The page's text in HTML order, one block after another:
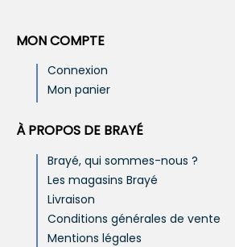
MON COMPTE
Connexion
Mon panier
À PROPOS DE BRAYÉ
Brayé, qui sommes-nous ?
Les magasins Brayé
Livraison
Conditions générales de vente
Mentions légales